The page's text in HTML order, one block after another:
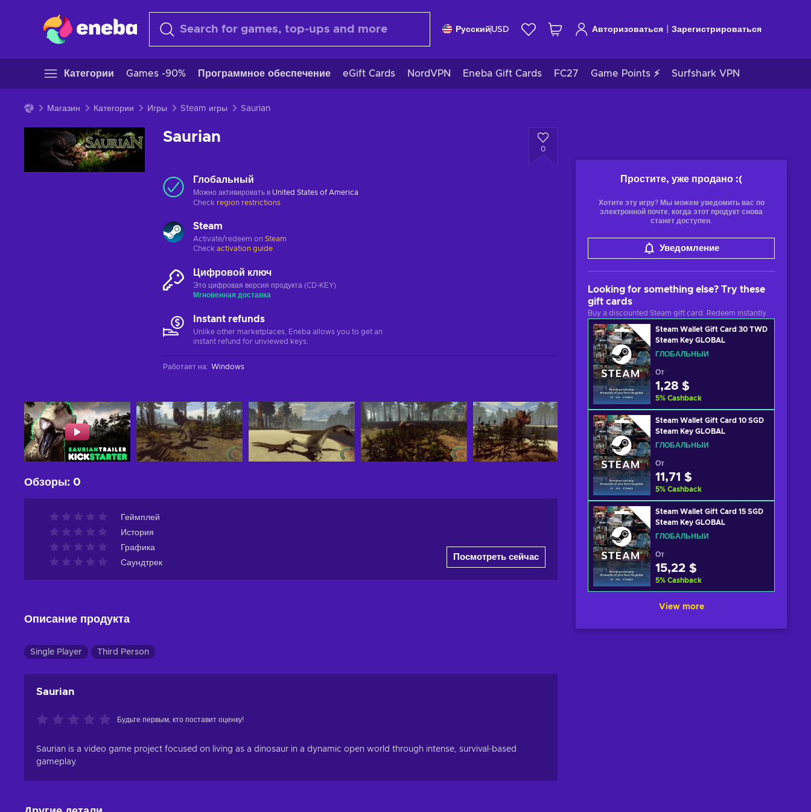
Русский USD Авторизоваться Зарегистрироваться
Категории Games -90% Программное обеспечение eGift Cards NordVPN Eneba Gift Cards FC27 Game Points ⚡ Surfshark VPN
Магазин Категории Игры Steam игры Saurian
Saurian
0
Простите, уже продано :(
Хотите эту игру? Мы можем уведомить вас по
электронной почте, когда этот продукт снова
станет доступен.
Уведомление
Looking for something else? Try these
gift cards
Buy a discounted Steam gift card. Redeem instantly.
Steam Wallet Gift Card 30 TWD
Steam Key GLOBAL
ГЛОБАЛЬНЫЙ
От
1,28 $
5% Cashback
Steam Wallet Gift Card 10 SGD
Steam Key GLOBAL
ГЛОБАЛЬНЫЙ
От
11,71 $
5% Cashback
Steam Wallet Gift Card 15 SGD
Steam Key GLOBAL
ГЛОБАЛЬНЫЙ
От
15,22 $
5% Cashback
View more
Глобальный
Можно активировать в United States of America
Check region restrictions
Steam
Activate/redeem on Steam
Check activation guide
Цифровой ключ
Это цифровая версия продукта (CD-KEY)
Мгновенная доставка
Instant refunds
Unlike other marketplaces, Eneba allows you to get an
instant refund for unviewed keys.
Работает на: Windows
Обзоры: 0
Геймплей
История
Графика
Саундтрек
Посмотреть сейчас
Описание продукта
Single Player Third Person
Saurian
Будьте первым, кто поставит оценку!
Saurian is a video game project focused on living as a dinosaur in a dynamic open world through intense, survival-based
gameplay.